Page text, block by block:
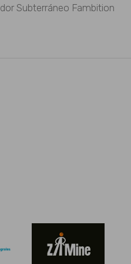
Subterráneo Fambition